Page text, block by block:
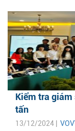
Kiểm tra giám
tấn
13/12/2024 |